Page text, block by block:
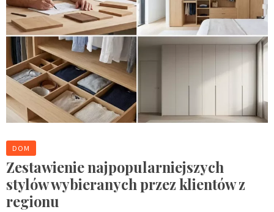
DOM
Zestawienie najpopularniejszych
stylów wybieranych przez klientów z
regionu